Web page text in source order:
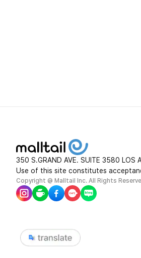
350 S.GRAND AVE. SUITE 3580 LOS
Use of this site constitutes
Copyright @ Malltail Inc. All Rights